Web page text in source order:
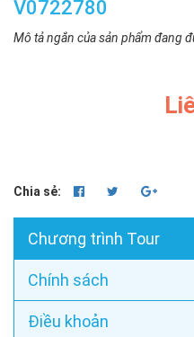
V0722780
Mô tả ngắn của sản phẩm đang
Chia sẻ:
Chương trình Tour
Chính sách
Điều khoản